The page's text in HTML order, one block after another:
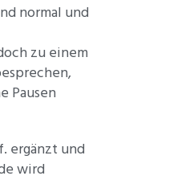
normal und
zu einem
Pausen
ergänzt und
wird